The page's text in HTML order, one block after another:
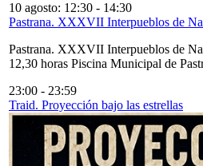
10 agosto: 12:30 - 14:30
Pastrana. XXXVII Interpueblos de
Pastrana. XXXVII Interpueblos de
12,30 horas Piscina Municipal de
23:00 - 23:59
Traid. Proyección bajo las estrellas